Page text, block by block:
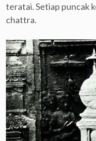
teratai. Setiap puncak
chattra.